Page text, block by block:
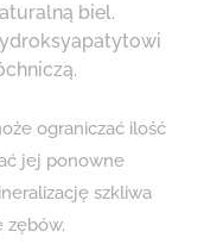
biel.
ograniczać ilość
jej ponowne
szkliwa
zębów.